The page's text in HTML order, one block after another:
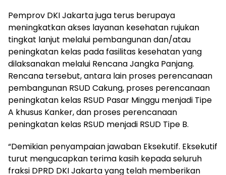
Pemprov DKI Jakarta juga terus berupaya
meningkatkan akses layanan kesehatan rujukan
tingkat lanjut melalui pembangunan dan/atau
peningkatan kelas pada fasilitas kesehatan yang
dilaksanakan melalui Rencana Jangka Panjang.
Rencana tersebut, antara lain proses perencanaan
pembangunan RSUD Cakung, proses perencanaan
peningkatan kelas RSUD Pasar Minggu menjadi Tipe
A khusus Kanker, dan proses perencanaan
peningkatan kelas RSUD menjadi RSUD Tipe B.
“Demikian penyampaian jawaban Eksekutif. Eksekutif
turut mengucapkan terima kasih kepada seluruh
fraksi DPRD DKI Jakarta yang telah memberikan